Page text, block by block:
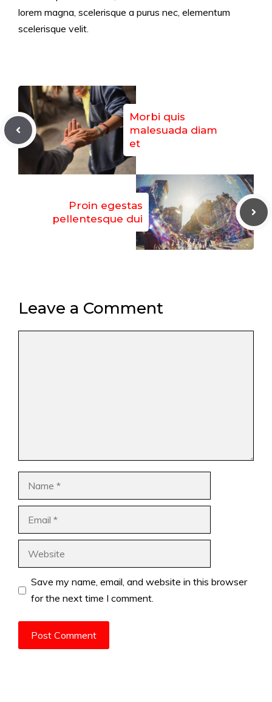
lorem magna, scelerisque a purus nec, elementum
scelerisque velit.
Morbi quis
malesuada diam
et
Proin egestas
pellentesque dui
Leave a Comment
Save my name, email, and website in this browser
for the next time I comment.